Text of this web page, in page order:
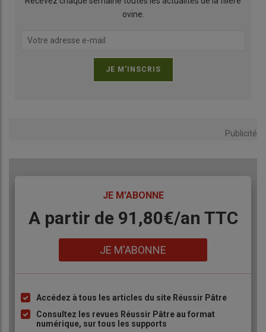
ovine.
Publicité
JE M'ABONNE
Body
A partir de 91,80€/an​ TTC
JE M'ABONNE
Liste
à
puce
Accédez à tous les articles du site Réussir Pâtre
Consultez les revues Réussir Pâtre au format
numérique, sur tous les supports